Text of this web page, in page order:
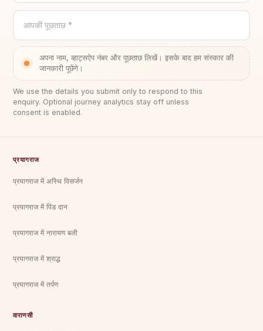
आपकी पूछताछ *
अपना नाम, व्हाट्सऐप नंबर और पूछताछ लिखें। इसके बाद हम संस्कार की
जानकारी पूछेंगे।
We use the details you submit only to respond to this
enquiry. Optional journey analytics stay off unless
consent is enabled.
प्रयागराज
प्रयागराज में अस्थि विसर्जन
प्रयागराज में पिंड दान
प्रयागराज में नारायण बली
प्रयागराज में श्राद्ध
प्रयागराज में तर्पण
वाराणसी